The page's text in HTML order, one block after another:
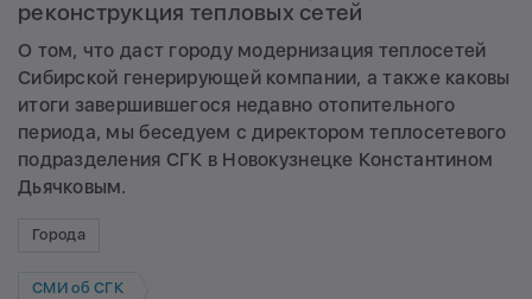
реконструкция тепловых сетей
О том, что даст городу модернизация теплосетей
Сибирской генерирующей компании, а также каковы
итоги завершившегося недавно отопительного
периода, мы беседуем с директором теплосетевого
подразделения СГК в Новокузнецке Константином
Дьячковым.
Города
СМИ об СГК